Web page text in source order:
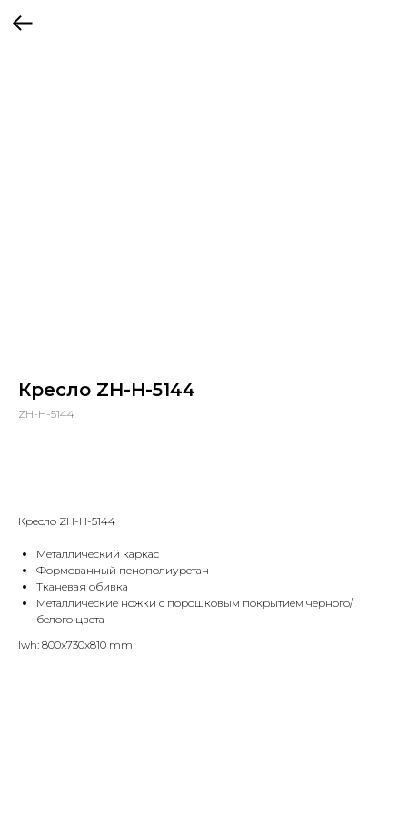
Кресло ZH-H-5144
ZH-H-5144
Кресло ZH-H-5144
Металлический каркас
Формованный пенополиуретан
Тканевая обивка
Металлические ножки с порошковым покрытием черного/
белого цвета
lwh: 800x730x810 mm